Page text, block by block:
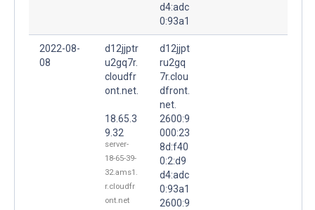
d4:adc
0:93a1
2022-08-
08
d12jjptr
u2gq7r.
cloudfr
ont.net.
18.65.3
9.32
server-
18-65-39-
32.ams1.
r.cloudfr
ont.net
d12jjpt
ru2gq
7r.clou
dfront.
net.
2600:9
000:23
8d:f40
0:2:d9
d4:adc
0:93a1
2600:9